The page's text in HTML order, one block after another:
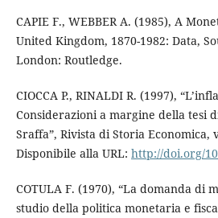
CAPIE F., WEBBER A. (1985), A
United Kingdom, 1870-1982: Data,
London: Routledge.
CIOCCA P., RINALDI R. (1997),
Considerazioni a margine della tesi
Sraffa”, Rivista di Storia Economica,
Disponibile alla URL: http://doi.org/
COTULA F. (1970), “La domanda di
studio della politica monetaria e